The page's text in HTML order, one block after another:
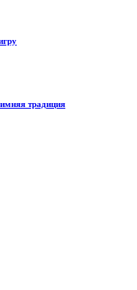
традиция